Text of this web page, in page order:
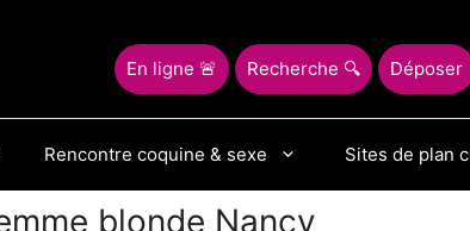
En ligne 🚨 Recherche 🔍 Déposer
Rencontre coquine & sexe Sites de plan
blonde Nancy